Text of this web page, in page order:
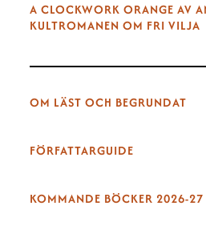
A CLOCKWORK ORANGE AV
KULTROMANEN OM FRI VILJA
OM LÄST OCH BEGRUNDAT
FÖRFATTARGUIDE
KOMMANDE BÖCKER 2026-27